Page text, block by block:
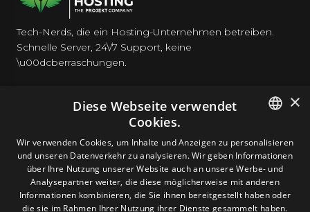
Tech-Nerds, die ein Hosting-Unternehmen betreiben.
Schnelle Server, 24\/7 Support, keine
\u00dcberraschungen.
HOSTING
DOMAINS & E-MAIL
ENGLISH
ROMANIAN
×
Diese Webseite verwendet
Cookies.
Wir verwenden Cookies, um Inhalte und Anzeigen zu personalisieren
und unseren Datenverkehr zu analysieren. Wir geben Informationen
über Ihre Nutzung unserer Website auch an unsere Werbe- und
Analysepartner weiter, die diese möglicherweise mit anderen
Informationen kombinieren, die Sie ihnen bereitgestellt haben oder
die sie im Rahmen Ihrer Nutzung ihrer Dienste gesammelt haben.